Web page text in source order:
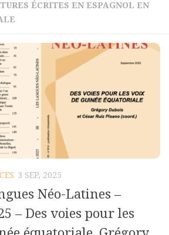
revue de la S.L.N.L.
de la S.L.N.L.
ÉCRITES EN ESPAGNOL EN
3 SEP, 2025
Néo-Latines –
– Des voies pour les